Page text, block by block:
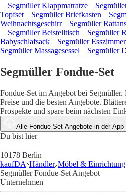
Segmüller Klappmatratze
Topfset
Segmüller Briefkasten
Weihnachtsgeschirr
Segmüller
Segmüller Beistelltisch
Segmüller
Babyschlafsack
Segmüller Esszimmer
Segmüller Massagesessel
Segmüller
Segmüller Fondue-Set
Fondue-Set im Angebot bei
Preise und die besten Angebote.
Prospekte und spare beim nächsten
Alle Fondue-Set Angebote in der App
Du bist hier
10178 Berlin
kaufDA Händler Möbel & Einrichtung
Segmüller Fondue-Set Angebot
Unternehmen